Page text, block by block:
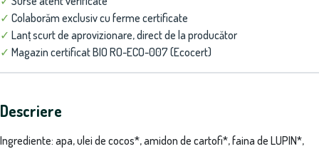
✓ Colaborăm exclusiv cu ferme certificate
✓ Lanț scurt de aprovizionare, direct de la producător
✓ Magazin certificat BIO RO-ECO-007 (Ecocert)
Descriere
Ingrediente: apa, ulei de cocos*, amidon de cartofi*, faina de LUPIN*,